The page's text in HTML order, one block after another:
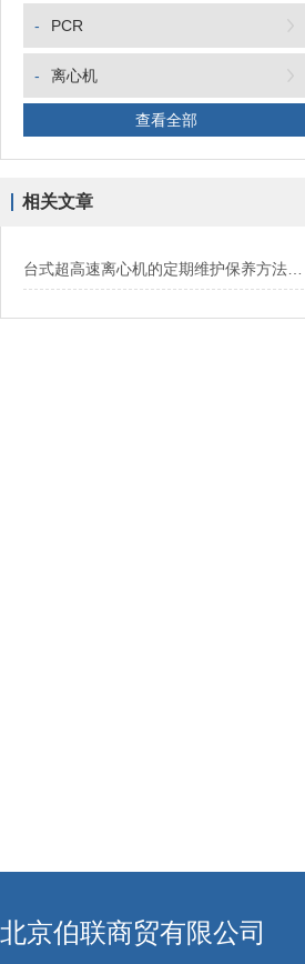
- PCR
- 离心机
查看全部
相关文章
北京伯联商贸有限公司